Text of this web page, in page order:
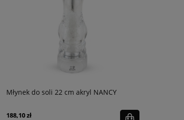
Młynek do soli 22 cm akryl NANCY
188,10 zł